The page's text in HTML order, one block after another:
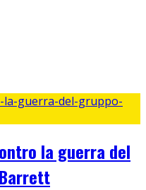
la guerra del